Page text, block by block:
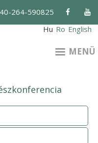
264-590825
Hu Ro English
MENÜ